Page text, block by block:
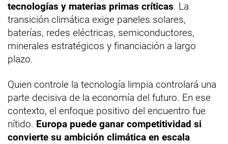
tecnologías y materias primas críticas. La
transición climática exige paneles solares,
baterías, redes eléctricas, semiconductores,
minerales estratégicos y financiación a largo
plazo.
Quien controle la tecnología limpia controlará una
parte decisiva de la economía del futuro. En ese
contexto, el enfoque positivo del encuentro fue
nítido. Europa puede ganar competitividad si
convierte su ambición climática en escala